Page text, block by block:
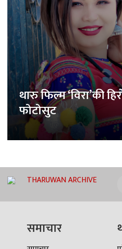
थारु फिल्म ‘विरा’की
फोटोसुट
THARUWAN ARCHIVE
समाचार